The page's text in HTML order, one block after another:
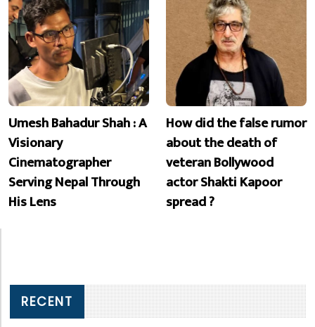
Umesh Bahadur Shah : A
Visionary
Cinematographer
Serving Nepal Through
His Lens
How did the false rumor
about the death of
veteran Bollywood
actor Shakti Kapoor
spread ?
RECENT